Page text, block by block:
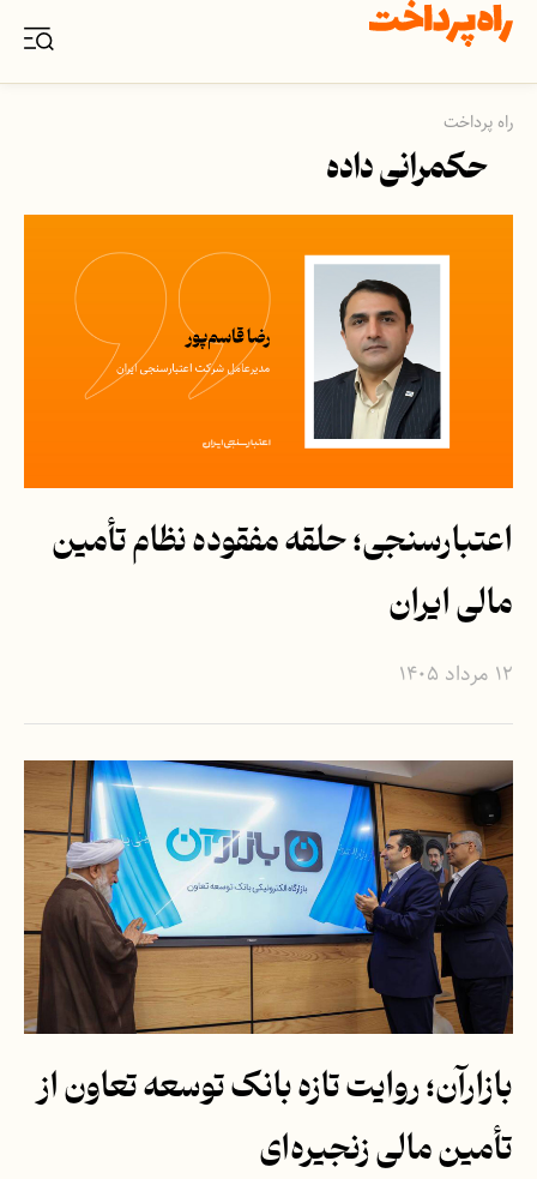
راه پرداخت
حکمرانی داده
اعتبارسنجی؛ حلقه مفقوده نظام تأمین
مالی ایران
۱۲ مرداد ۱۴۰۵
بازارآن؛ روایت تازه بانک توسعه تعاون از
تأمین مالی زنجیره‌ای